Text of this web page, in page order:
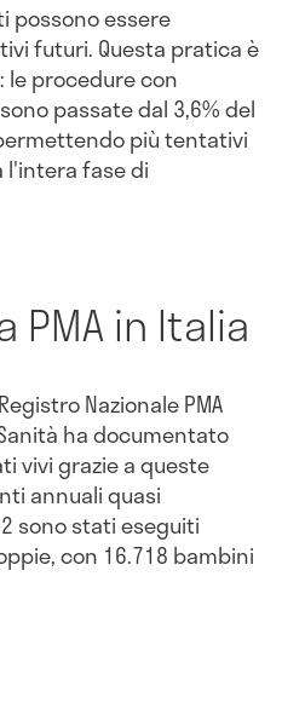
possono essere
futuri. Questa pratica è
procedure con
passate dal 3,6% del
più tentativi
l'intera fase di
PMA in Italia
Nazionale PMA
ha documentato
vivi grazie a queste
annuali quasi
sono stati eseguiti
con 16.718 bambini